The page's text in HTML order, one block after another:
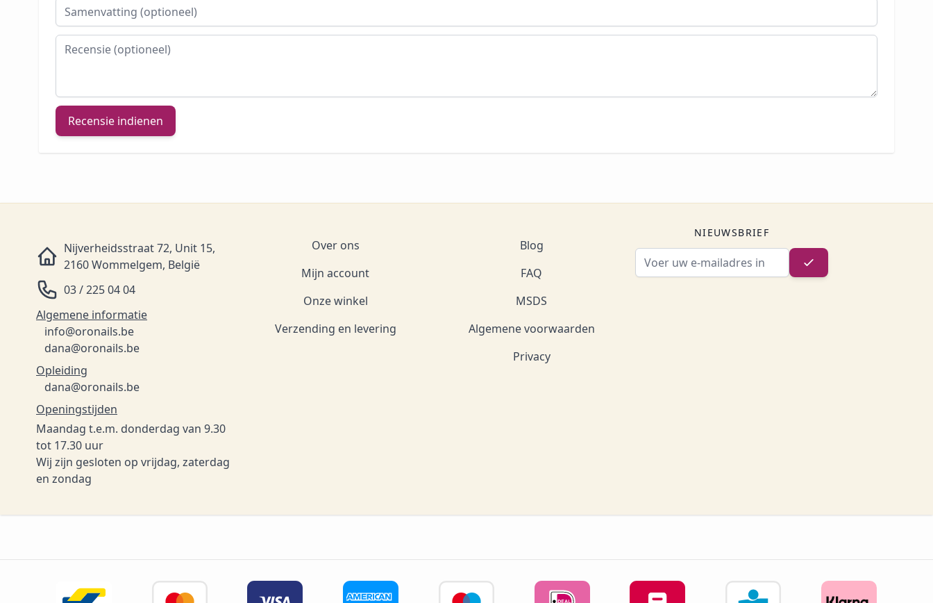
Samenvatting
Recensie
Recensie indienen
Nijverheidsstraat 72, Unit 15,
2160 Wommelgem, België
03 / 225 04 04
Algemene informatie
info@oronails.be
dana@oronails.be
Opleiding
dana@oronails.be
Openingstijden
Maandag t.e.m. donderdag van 9.30
tot 17.30 uur
Wij zijn gesloten op vrijdag, zaterdag
en zondag
Over ons
Mijn account
Onze winkel
Verzending en levering
Blog
FAQ
MSDS
Algemene voorwaarden
Privacy
NIEUWSBRIEF
E-mailadres